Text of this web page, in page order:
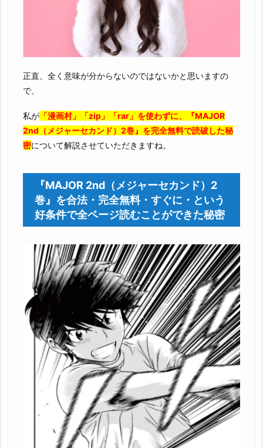
正直、全く意味が分からないのではないかと思いますの
で、
私が 「漫画村」「zip」「rar」を使わずに、『MAJOR
2nd（メジャーセカンド）2巻』を完全無料で読破した秘
密について解説させていただきますね。
『MAJOR 2nd（メジャーセカンド）2
巻』を合法・完全無料・すぐに・という
好条件で全ページ読むことができた秘密